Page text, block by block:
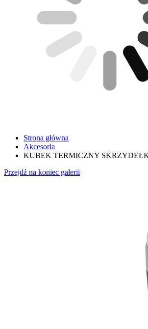
Strona główna
Akcesoria
KUBEK TERMICZNY
Przejdź na koniec galerii